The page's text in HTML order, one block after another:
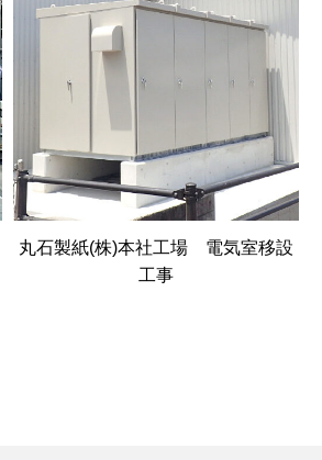
丸石製紙(株)本社工場 電気室移設
工事